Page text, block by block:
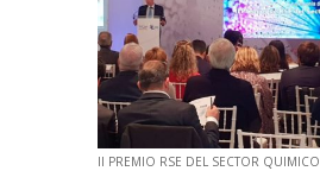
II PREMIO RSE DEL SECTOR QUIMICO